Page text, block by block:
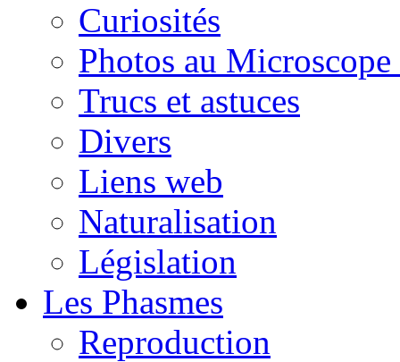
Curiosités
Photos au
Trucs et astuces
Divers
Liens web
Naturalisation
Législation
Les Phasmes
Reproduction